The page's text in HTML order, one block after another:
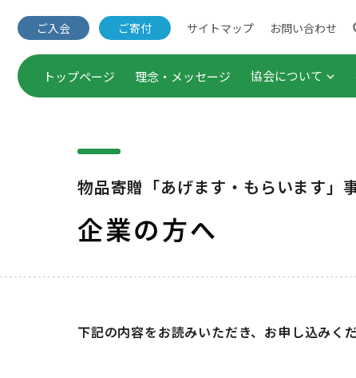
ご入会 ご寄付 サイトマップ お問い合わせ
トップページ 理念・メッセージ 協会について
事業概要
公表
セミナー
物品寄贈「あげます・もらいます」
企業の方へ
下記の内容をお読みいただき、お申し込みくだ